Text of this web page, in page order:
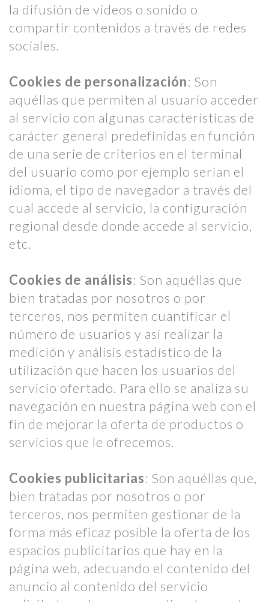
la difusión de videos o sonido o
compartir contenidos a través de redes
sociales.
Cookies de personalización: Son
aquéllas que permiten al usuario acceder
al servicio con algunas características de
carácter general predefinidas en función
de una serie de criterios en el terminal
del usuario como por ejemplo serian el
idioma, el tipo de navegador a través del
cual accede al servicio, la configuración
regional desde donde accede al servicio,
etc.
Cookies de análisis: Son aquéllas que
bien tratadas por nosotros o por
terceros, nos permiten cuantificar el
número de usuarios y así realizar la
medición y análisis estadístico de la
utilización que hacen los usuarios del
servicio ofertado. Para ello se analiza su
navegación en nuestra página web con el
fin de mejorar la oferta de productos o
servicios que le ofrecemos.
Cookies publicitarias: Son aquéllas que,
bien tratadas por nosotros o por
terceros, nos permiten gestionar de la
forma más eficaz posible la oferta de los
espacios publicitarios que hay en la
página web, adecuando el contenido del
anuncio al contenido del servicio